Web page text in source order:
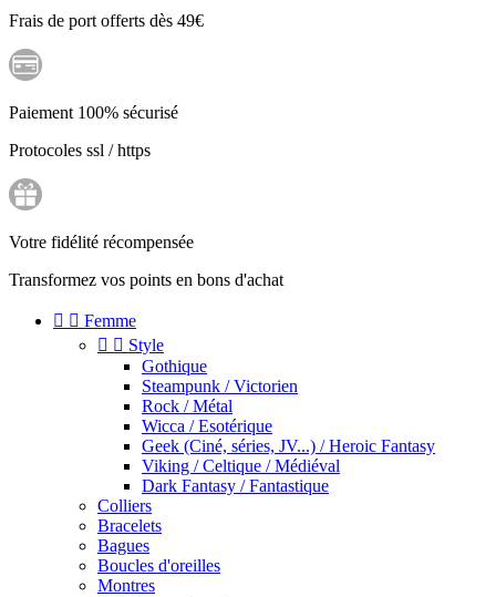
Frais de port offerts dès 49€
Paiement 100% sécurisé
Protocoles ssl / https
Votre fidélité récompensée
Transformez vos points en bons d'achat
  Femme
  Style
Gothique
Steampunk / Victorien
Rock / Métal
Wicca / Esotérique
Geek (Ciné, séries, JV...) / Heroic Fantasy
Viking / Celtique / Médiéval
Dark Fantasy / Fantastique
Colliers
Bracelets
Bagues
Boucles d'oreilles
Montres